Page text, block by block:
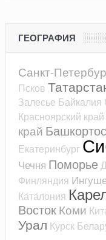
ГЕОГРАФИЯ
Санкт-
Псков
Залесье Байкалия
Красноярский край
край
Екатеринбург
Чечня Поморье
Финляндия
Каталония
Восток Коми
Урал Курск